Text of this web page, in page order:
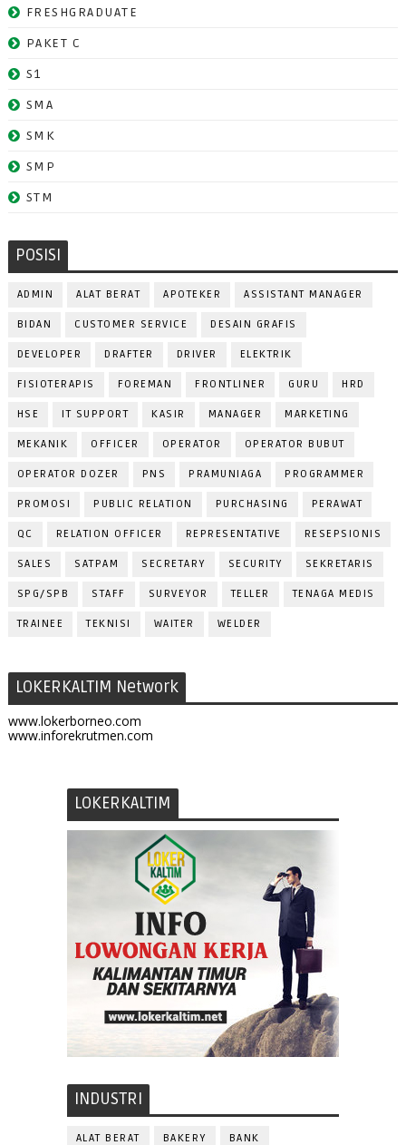
FRESHGRADUATE
PAKET C
S1
SMA
SMK
SMP
STM
POSISI
ADMIN ALAT BERAT APOTEKER ASSISTANT MANAGER
BIDAN CUSTOMER SERVICE DESAIN GRAFIS
DEVELOPER DRAFTER DRIVER ELEKTRIK
FISIOTERAPIS FOREMAN FRONTLINER GURU HRD
HSE IT SUPPORT KASIR MANAGER MARKETING
MEKANIK OFFICER OPERATOR OPERATOR BUBUT
OPERATOR DOZER PNS PRAMUNIAGA PROGRAMMER
PROMOSI PUBLIC RELATION PURCHASING PERAWAT
QC RELATION OFFICER REPRESENTATIVE RESEPSIONIS
SALES SATPAM SECRETARY SECURITY SEKRETARIS
SPG/SPB STAFF SURVEYOR TELLER TENAGA MEDIS
TRAINEE TEKNISI WAITER WELDER
LOKERKALTIM Network
www.lokerborneo.com
www.inforekrutmen.com
LOKERKALTIM
INDUSTRI
ALAT BERAT BAKERY BANK